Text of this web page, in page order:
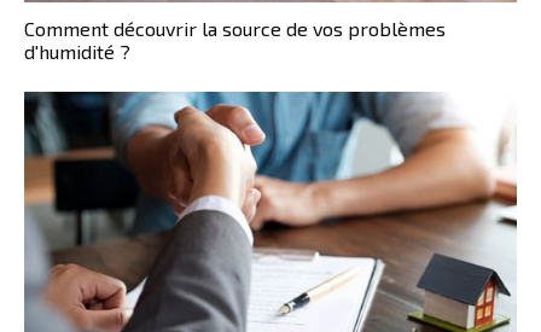
Comment découvrir la source de vos problèmes
d'humidité ?